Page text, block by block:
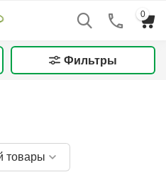
0
Фильтры
товары